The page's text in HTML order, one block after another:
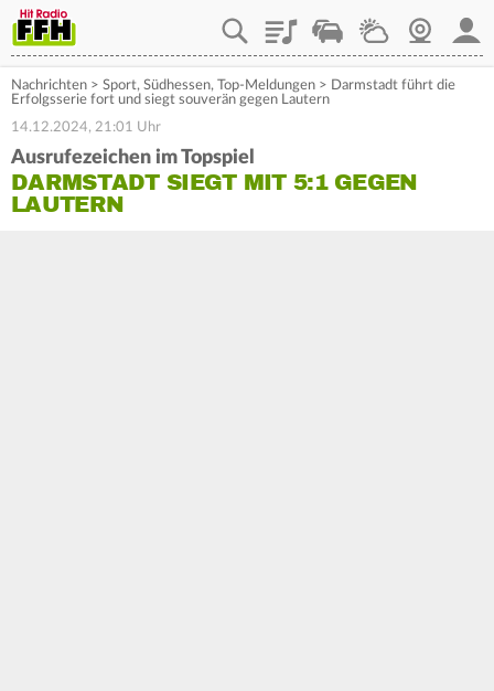
PlaylistStaupilotWetterWebcam
Nachrichten > Sport, Südhessen, Top-Meldungen > Darmstadt führt die
Erfolgsserie fort und siegt souverän gegen Lautern
14.12.2024, 21:01 Uhr
Ausrufezeichen im Topspiel
DARMSTADT SIEGT MIT 5:1 GEGEN
LAUTERN